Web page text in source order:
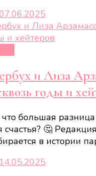
и Лиза
годы и
что большая
🤔
в истории
14.05.2025